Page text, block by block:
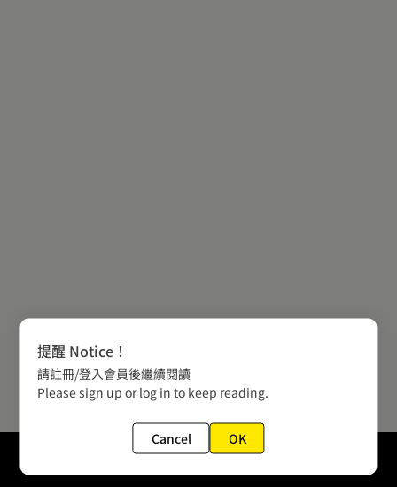
提醒 Notice！
請註冊/登入會員後繼續閱讀
Please sign up or log in to keep reading.
Cancel OK